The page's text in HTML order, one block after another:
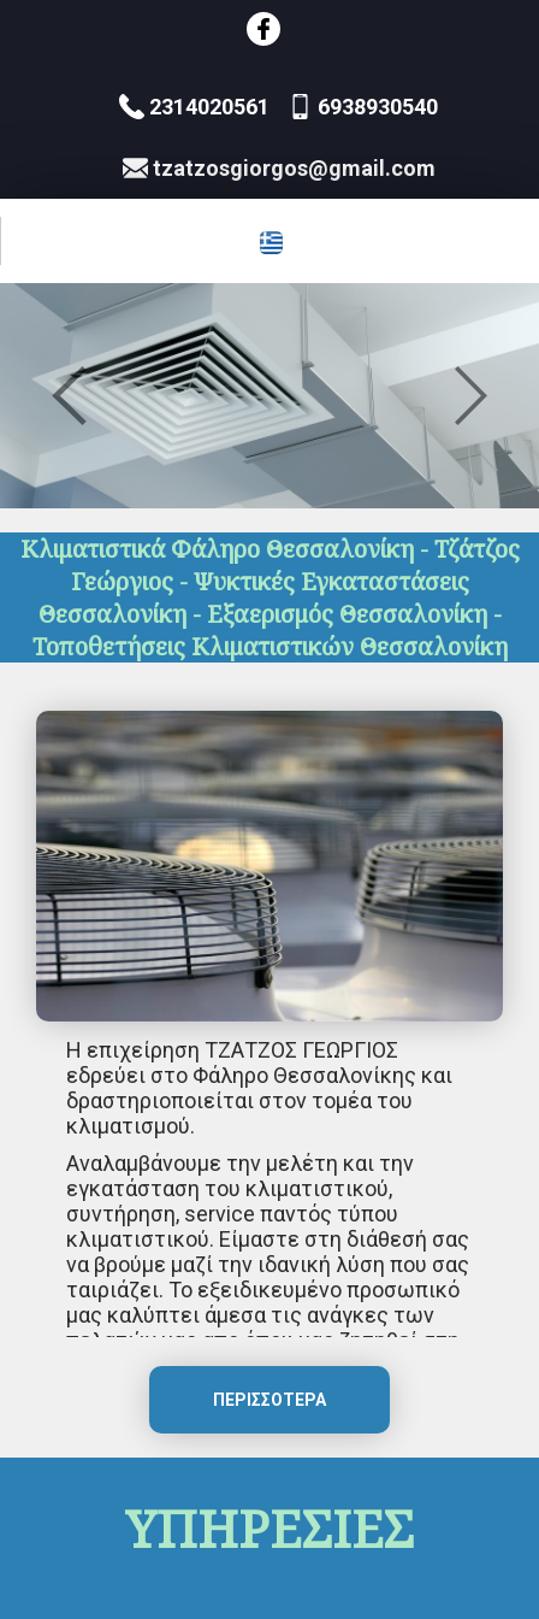
2314020561 6938930540
tzatzosgiorgos@gmail.com
Κλιματιστικά Φάληρο Θεσσαλονίκη - Τζάτζος
Γεώργιος - Ψυκτικές Εγκαταστάσεις
Θεσσαλονίκη - Εξαερισμός Θεσσαλονίκη -
Τοποθετήσεις Κλιματιστικών Θεσσαλονίκη
Η επιχείρηση ΤΖΑΤΖΟΣ ΓΕΩΡΓΙΟΣ
εδρεύει στο Φάληρο Θεσσαλονίκης και
δραστηριοποιείται στον τομέα του
κλιματισμού.
Αναλαμβάνουμε την μελέτη και την
εγκατάσταση του κλιματιστικού,
συντήρηση, service παντός τύπου
κλιματιστικού. Είμαστε στη διάθεσή σας
να βρούμε μαζί την ιδανική λύση που σας
ταιριάζει. Το εξειδικευμένο προσωπικό
μας καλύπτει άμεσα τις ανάγκες των
πελατών μας απο όπου μας ζητηθεί στη
Θεσσαλονίκη, Καλαμαριά, Χαριλάου,
Τούμπα, Ευκαρπία, Ανάληψη, Θέρμη, Νέα
όλα τα επώνυμα κλιματιστικά και
Είτε πρόκειται για οικιακά κλιματιστικά
είτε για επαγγελματικούς χώρους,
ΠΕΡΙΣΣΌΤΕΡΑ
ΥΠΗΡΕΣΙΕΣ